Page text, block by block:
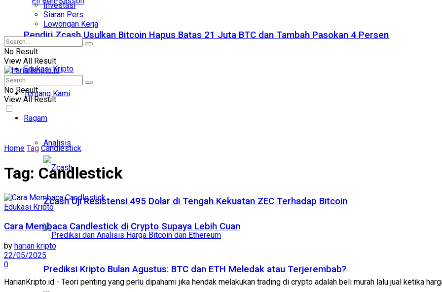
Pendiri Zcash Usulkan Bitcoin Hapus Batas 21 Juta BTC dan Tambah Pasokan 4 Persen
Edukasi Kripto
Tentang Kami
Ragam
Analisis
Zcash Uji Resistensi 495 Dolar di Tengah Kekuatan ZEC Terhadap Bitcoin
Prediksi Kripto Bulan Agustus: BTC dan ETH Meledak atau Terjerembab?
Investasi
Siaran Pers
Lowongan Kerja
No Result
View All Result
No Result
View All Result
Home Tag Candlestick
Tag: Candlestick
Edukasi Kripto
Cara Membaca Candlestick di Crypto Supaya Lebih Cuan
by harian kripto
22/05/2025
0
HarianKripto.id - Teori penting yang perlu dipahami jika hendak melakukan trading di crypto adalah beli murah lalu jual ketika